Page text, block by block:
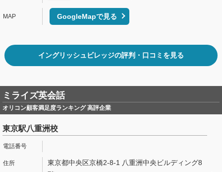
GoogleMapで見る
イングリッシュビレッジの評判・口コミを見る
ミライズ英会話
オリコン顧客満足度ランキング 高評企業
東京駅八重洲校
東京都中央区京橋2-8-1 八重洲中央ビルディング8